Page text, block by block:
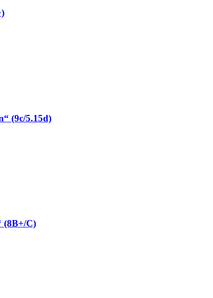
(9c/5.15d)
(8B+/C)